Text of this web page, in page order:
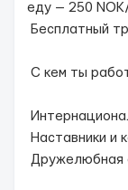
еду — 250
Бесплатный
С кем ты
Наставники и
Дружелюбная